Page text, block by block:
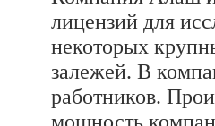
лицензий для
некоторых
залежей. В
работников.
мощность